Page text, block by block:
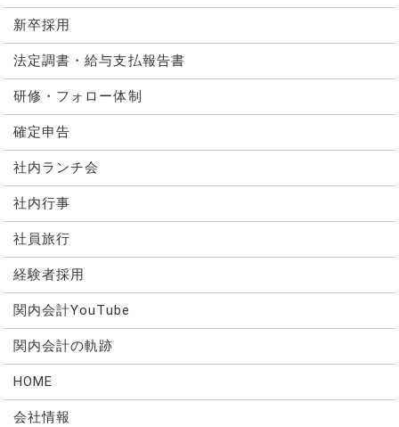
新卒採用
法定調書・給与支払報告書
研修・フォロー体制
確定申告
社内ランチ会
社内行事
社員旅行
経験者採用
関内会計YouTube
関内会計の軌跡
HOME
会社情報